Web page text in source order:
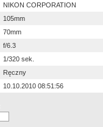
NIKON CORPORATION
105mm
70mm
f/6.3
1/320 sek.
Ręczny
10.10.2010 08:51:56